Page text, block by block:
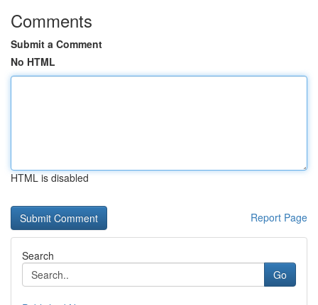
Comments
Submit a Comment
No HTML
HTML is disabled
Report Page
Search
Go